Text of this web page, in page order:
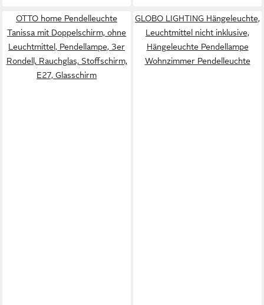
OTTO home Pendelleuchte
Tanissa mit Doppelschirm, ohne
Leuchtmittel, Pendellampe, 3er
Rondell, Rauchglas, Stoffschirm,
E27, Glasschirm
GLOBO LIGHTING Hängeleuchte,
Leuchtmittel nicht inklusive,
Hängeleuchte Pendellampe
Wohnzimmer Pendelleuchte